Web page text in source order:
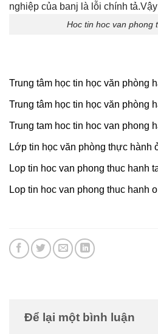
Hoc tin hoc van phong
Trung tâm học tin học văn phòng
Trung tâm học tin học văn phòng
Trung tam hoc tin hoc van phong
Lớp tin học văn phòng thực hành
Lop tin hoc van phong thuc hanh
Lop tin hoc van phong thuc hanh
Để lại một bình luận